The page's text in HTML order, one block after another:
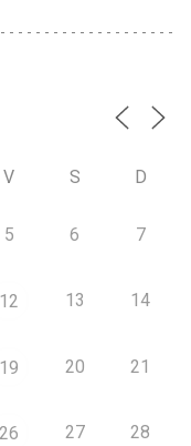
V S D
5 6 7
12 13 14
19 20 21
26 27 28